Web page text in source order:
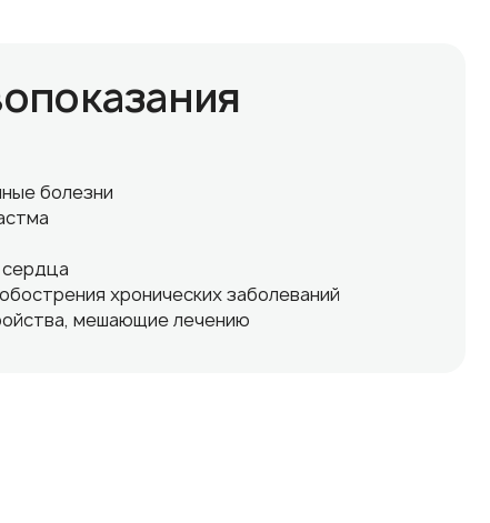
болезни
хронических заболеваний
мешающие лечению